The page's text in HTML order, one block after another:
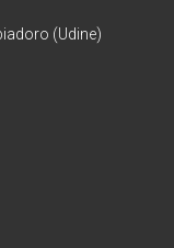
(Udine)